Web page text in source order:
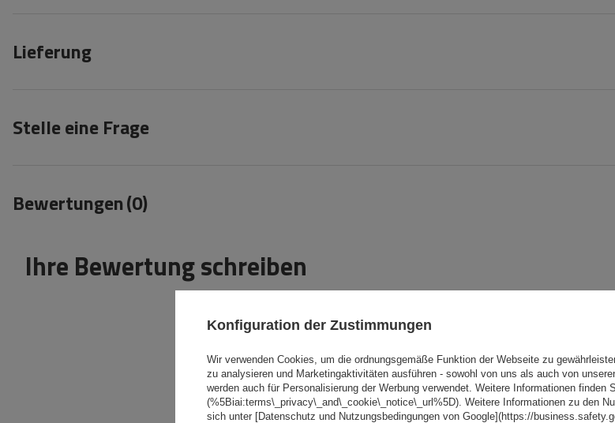
Lieferung
Stelle eine Frage
Bewertungen(0)
Ihre Bewertung schreiben
Inhalt Ihrer Bewertung
Konfiguration der Zustimmungen
Wir verwenden Cookies, um die ordnungsgemäße Funktion der Webseite zu
zu analysieren und Marketingaktivitäten ausführen - sowohl von uns als auch von
werden auch für Personalisierung der Werbung verwendet. Weitere Informationen finden
(%5Biai:terms\_privacy\_and\_cookie\_notice\_url%5D). Weitere Informationen zu den
sich unter [Datenschutz und Nutzungsbedingungen von Google](https://